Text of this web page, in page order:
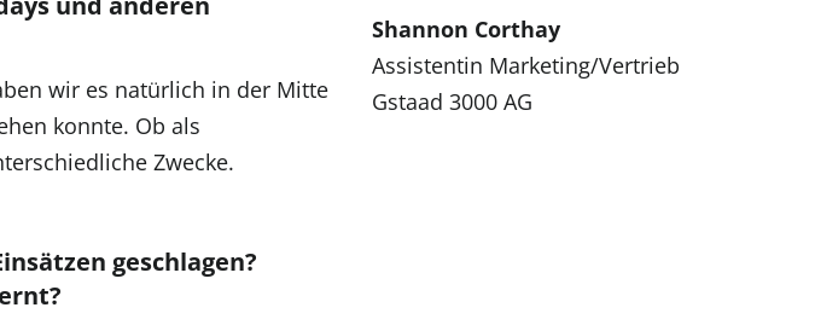
wir es natürlich in der Mitte
konnte. Ob als
Zwecke.
geschlagen?
Shannon Corthay
Assistentin Marketing/Vertrieb
Gstaad 3000 AG